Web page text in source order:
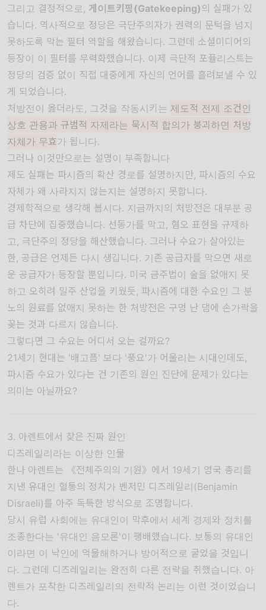
그리고 결정적으로, 게이트키핑(Gatekeeping)의 실패가 있
습니다. 역사적으로 정당은 극단주의자가 권력의 문턱을 넘지
못하도록 막는 필터 역할을 해왔습니다. 그런데 소셜미디어의
등장이 이 필터를 무력화했습니다. 이제 극단적 포퓰리스트는
정당의 검증 없이 직접 대중에게 자신의 언어를 흘려보낼 수 있
게 되었습니다.
처방전이 옳더라도, 그것을 작동시키는 제도적 전제 조건인
상호 관용과 규범적 자제라는 묵시적 합의가 붕괴하면 처방
자체가 무효가 됩니다.
그러나 이것만으로는 설명이 부족합니다
제도 실패는 파시즘의 확산 경로를 설명하지만, 파시즘의 수요
자체가 왜 사라지지 않는지는 설명하지 못합니다.
경제학적으로 생각해 봅시다. 지금까지의 처방전은 대부분 공
급 차단에 집중했습니다. 선동가를 막고, 혐오 표현을 규제하
고, 극단주의 정당을 해산했습니다. 그러나 수요가 살아있는
한, 공급은 언제든 다시 생깁니다. 기존 공급자를 막으면 새로
운 공급자가 등장할 뿐입니다. 미국 금주법이 술을 없애지 못
하고 오히려 밀주 산업을 키웠듯, 파시즘에 대한 수요인 그 분
노의 원료를 없애지 못하는 한 처방전은 구멍 난 댐에 손가락을
꽂는 것과 다르지 않습니다.
그렇다면 그 수요는 어디서 오는 걸까요?
21세기 현대는 '배고픔' 보다 '풍요'가 어울리는 시대인데도,
파시즘 수요가 있다는 건 기존의 원인 진단에 문제가 있다는
의미는 아닐까요?
3. 아렌트에서 찾은 진짜 원인
디즈레일리라는 이상한 인물
한나 아렌트는 《전체주의의 기원》에서 19세기 영국 총리를
지낸 유대인 혈통의 정치가 벤저민 디즈레일리(Benjamin
Disraeli)를 아주 독특한 방식으로 조명합니다.
당시 유럽 사회에는 유대인이 막후에서 세계 경제와 정치를
조종한다는 '유대인 음모론'이 팽배했습니다. 보통의 유대인
이라면 이 낙인에 억울해하거나 방어적으로 굴었을 것입니
다. 그런데 디즈레일리는 완전히 다른 전략을 취했습니다. 아
렌트가 포착한 디즈레일리의 전략적 논리는 이런 것이었습니
다.